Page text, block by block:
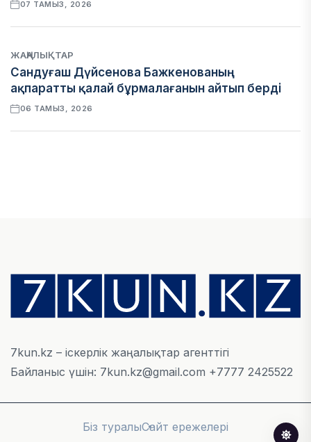
07 ТАМЫЗ, 2026
ЖАҢАЛЫҚТАР
Сандуғаш Дүйсенова Бажкенованың
ақпаратты қалай бұрмалағанын айтып берді
06 ТАМЫЗ, 2026
Алматы қалалық МКД мүлікті сатудан
алынатын салық туралы сұрақтарға жауап
берді
«Бәйтерек» холдингінің инвестициялық және
7kun.kz – іскерлік жаңалықтар агенттігі
Байланыс үшін: 7kun.kz@gmail.com +7777 2425522
Біз туралыСайт ережелері